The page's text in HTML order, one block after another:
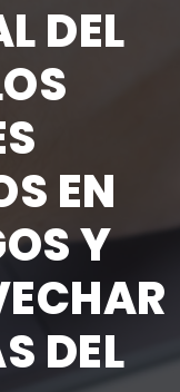
DEL
EN
Y
DEL